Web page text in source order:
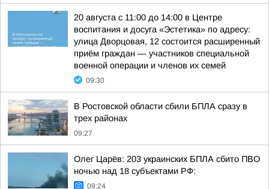
20 августа с 11:00 до 14:00 в Центре
воспитания и досуга «Эстетика» по адресу:
улица Дворцовая, 12 состоится расширенный
приём граждан — участников специальной
военной операции и членов их семей
09:30
В Ростовской области сбили БПЛА сразу в
трех районах
09:27
Олег Царёв: 203 украинских БПЛА сбито ПВО
ночью над 18 субъектами РФ:
09:24